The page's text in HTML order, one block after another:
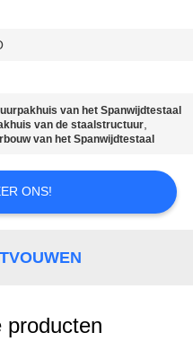
van het Spanwijdtestaal
van de staalstructuur,
van het Spanwijdtestaal
ONS!
producten